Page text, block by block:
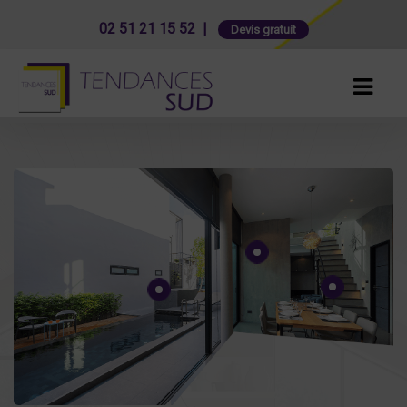
02 51 21 15 52 | Devis gratuit